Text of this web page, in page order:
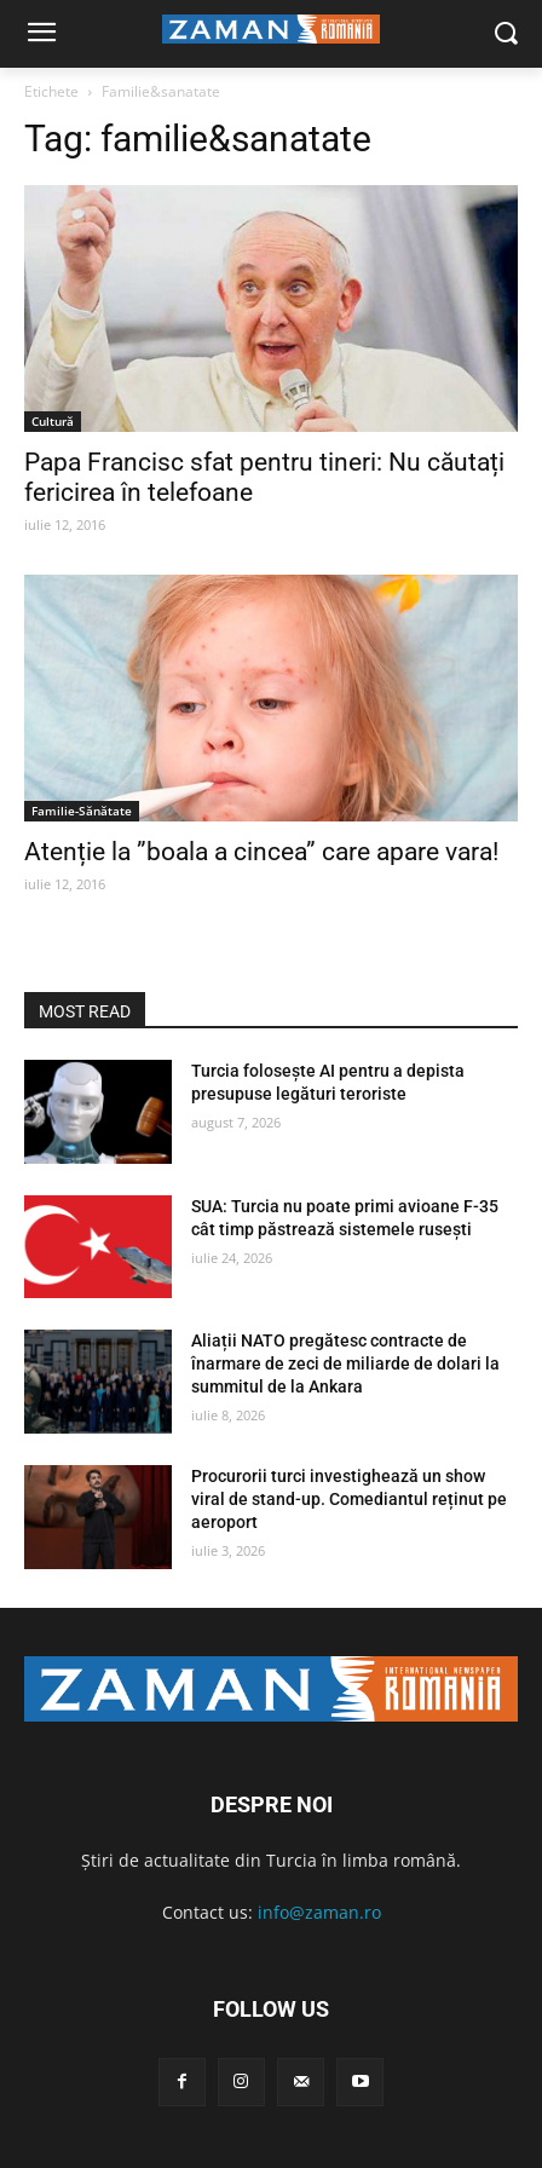
Etichete Familie&sanatate
Tag: familie&sanatate
Cultură
Papa Francisc sfat pentru tineri: Nu căutați
fericirea în telefoane
iulie 12, 2016
Familie-Sănătate
Atenție la ”boala a cincea” care apare vara!
iulie 12, 2016
MOST READ
Turcia folosește AI pentru a depista
presupuse legături teroriste
august 7, 2026
SUA: Turcia nu poate primi avioane F-35
cât timp păstrează sistemele rusești
iulie 24, 2026
Aliații NATO pregătesc contracte de
înarmare de zeci de miliarde de dolari la
summitul de la Ankara
iulie 8, 2026
Procurorii turci investighează un show
viral de stand-up. Comediantul reținut pe
aeroport
iulie 3, 2026
DESPRE NOI
Știri de actualitate din Turcia în limba română.
Contact us: info@zaman.ro
FOLLOW US